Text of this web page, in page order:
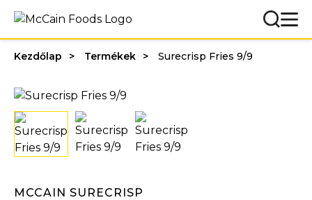
Kezdőlap Termékek Surecrisp Fries 9/9
MCCAIN SURECRISP